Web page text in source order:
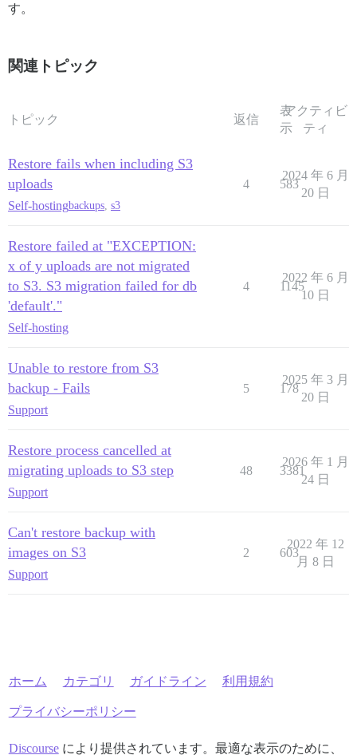
す。
関連トピック
トピック 返信
表
示
アクティビ
ティ
Restore fails when including S3
uploads
Self-hostingbackups, s3
4 583
2024 年 6 月
20 日
Restore failed at "EXCEPTION:
x of y uploads are not migrated
to S3. S3 migration failed for db
'default'."
Self-hosting
4 1145
2022 年 6 月
10 日
Unable to restore from S3
backup - Fails
Support
5 178
2025 年 3 月
20 日
Restore process cancelled at
migrating uploads to S3 step
Support
48 3381
2026 年 1 月
24 日
Can't restore backup with
images on S3
Support
2 603
2022 年 12
月 8 日
ホーム カテゴリ ガイドライン 利用規約
プライバシーポリシー
Discourseにより提供されています。最適な表示のために、